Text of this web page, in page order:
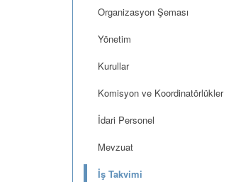
Organizasyon Şeması
Yönetim
Kurullar
Komisyon ve Koordinatörlükler
İdari Personel
Mevzuat
İş Takvimi